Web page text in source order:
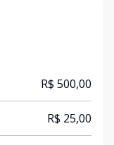
R$ 500,00
R$ 25,00